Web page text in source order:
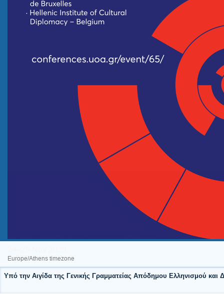
Europe/Athens timezone
Υπό την Αιγίδα της Γενικής Γραμματείας Απόδημου Ελληνισμού